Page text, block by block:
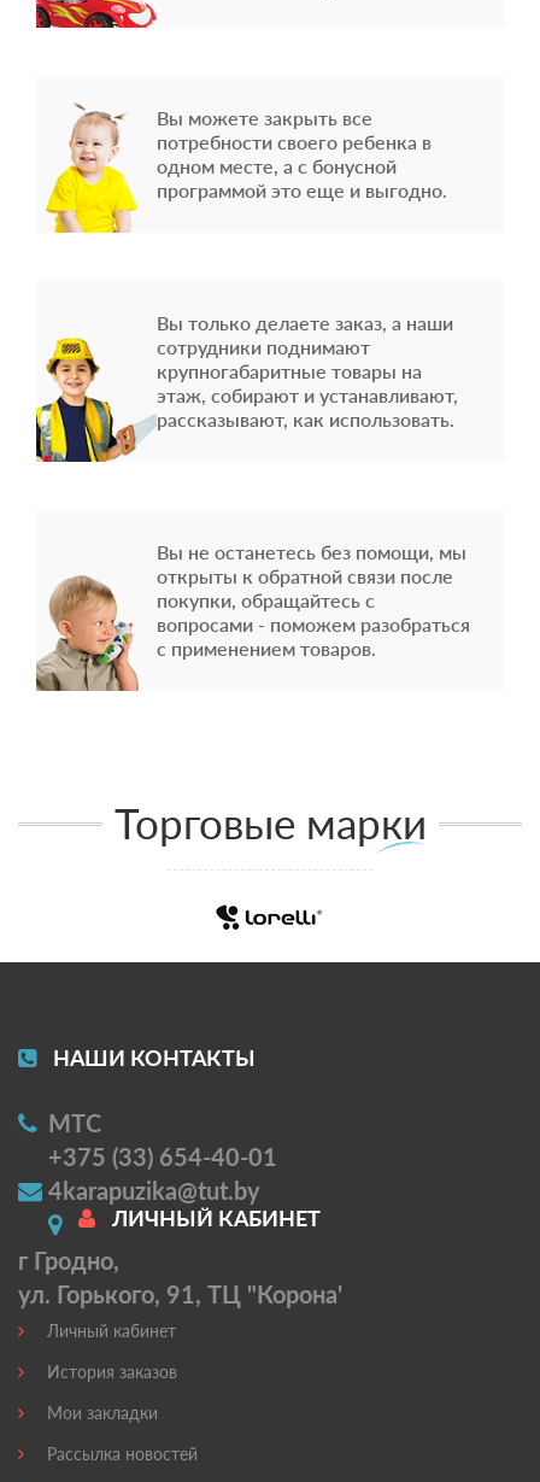
Вы можете закрыть все
потребности своего ребенка в
одном месте, а с бонусной
программой это еще и выгодно.
Вы только делаете заказ, а наши
сотрудники поднимают
крупногабаритные товары на
этаж, собирают и устанавливают,
рассказывают, как использовать.
Вы не останетесь без помощи, мы
открыты к обратной связи после
покупки, обращайтесь с
вопросами - поможем разобраться
с применением товаров.
Торговые марки
НАШИ КОНТАКТЫ
МТС
+375 (33) 654-40-01
4karapuzika@tut.by
г Гродно,
ул. Горького, 91, ТЦ "Корона'
ЛИЧНЫЙ КАБИНЕТ
Личный кабинет
История заказов
Мои закладки
Рассылка новостей